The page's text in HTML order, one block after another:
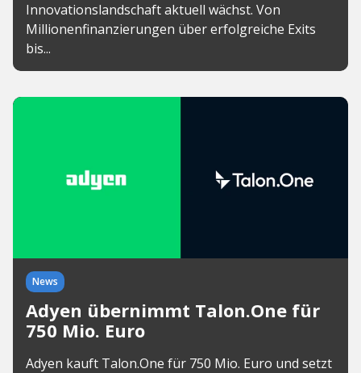
Innovationslandschaft aktuell wächst. Von
Millionenfinanzierungen über erfolgreiche Exits
bis...
News
Adyen übernimmt Talon.One für
750 Mio. Euro
Adyen kauft Talon.One für 750 Mio. Euro und setzt